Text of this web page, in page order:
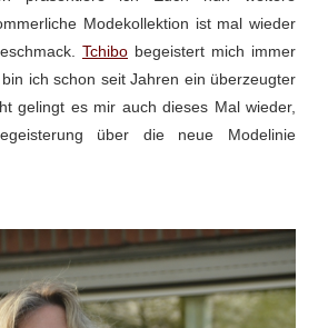
Modekollektion ist mal wieder
Tchibo begeistert mich immer
ich schon seit Jahren ein überzeugter
gelingt es mir auch dieses Mal wieder,
über die neue Modelinie